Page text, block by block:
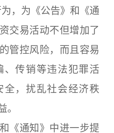
，为《公告》和《通
交易活动不但增加了
管控风险，而且容易
、传销等违法犯罪活
全，扰乱社会经济秩
通知》中进一步提